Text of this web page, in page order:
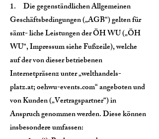
1. Die gegenständlichen Allgemeinen
Geschäftsbedingungen („AGB“) gelten für
sämt- liche Leistungen der ÖH WU („ÖH
WU“, Impressum siehe Fußzeile), welche
auf der von dieser betriebenen
Internetpräsenz unter „welthandels-
platz.at; oehwu-events.com“ angeboten und
von Kunden („Vertragspartner“) in
Anspruch genommen werden. Diese können
insbesondere umfassen: